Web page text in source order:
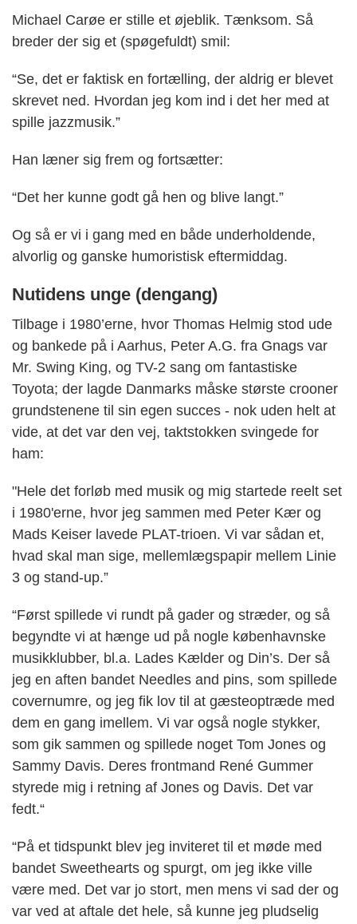
Michael Carøe er stille et øjeblik. Tænksom. Så
breder der sig et (spøgefuldt) smil:
“Se, det er faktisk en fortælling, der aldrig er blevet
skrevet ned. Hvordan jeg kom ind i det her med at
spille jazzmusik.”
Han læner sig frem og fortsætter:
“Det her kunne godt gå hen og blive langt.”
Og så er vi i gang med en både underholdende,
alvorlig og ganske humoristisk eftermiddag.
Nutidens unge (dengang)
Tilbage i 1980’erne, hvor Thomas Helmig stod ude
og bankede på i Aarhus, Peter A.G. fra Gnags var
Mr. Swing King, og TV-2 sang om fantastiske
Toyota; der lagde Danmarks måske største crooner
grundstenene til sin egen succes - nok uden helt at
vide, at det var den vej, taktstokken svingede for
ham:
"Hele det forløb med musik og mig startede reelt set
i 1980'erne, hvor jeg sammen med Peter Kær og
Mads Keiser lavede PLAT-trioen. Vi var sådan et,
hvad skal man sige, mellemlægspapir mellem Linie
3 og stand-up.”
“Først spillede vi rundt på gader og stræder, og så
begyndte vi at hænge ud på nogle københavnske
musikklubber, bl.a. Lades Kælder og Din’s. Der så
jeg en aften bandet Needles and pins, som spillede
covernumre, og jeg fik lov til at gæsteoptræde med
dem en gang imellem. Vi var også nogle stykker,
som gik sammen og spillede noget Tom Jones og
Sammy Davis. Deres frontmand René Gummer
styrede mig i retning af Jones og Davis. Det var
fedt.“
“På et tidspunkt blev jeg inviteret til et møde med
bandet Sweethearts og spurgt, om jeg ikke ville
være med. Det var jo stort, men mens vi sad der og
var ved at aftale det hele, så kunne jeg pludselig